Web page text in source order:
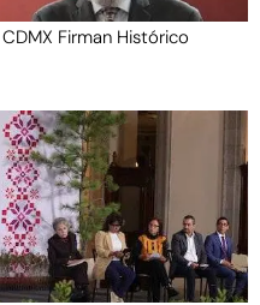
Firman Histórico